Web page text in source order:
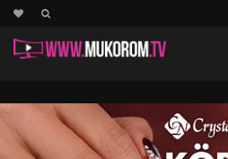
ChroMe
-
Victoria
Beckham